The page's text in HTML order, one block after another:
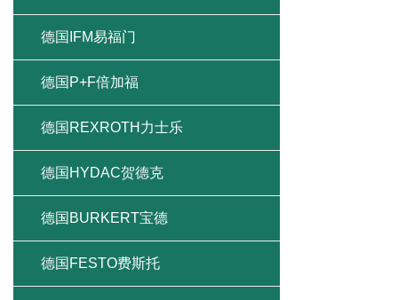
德国IFM易福门
德国P+F倍加福
德国REXROTH力士乐
德国HYDAC贺德克
德国BURKERT宝德
德国FESTO费斯托